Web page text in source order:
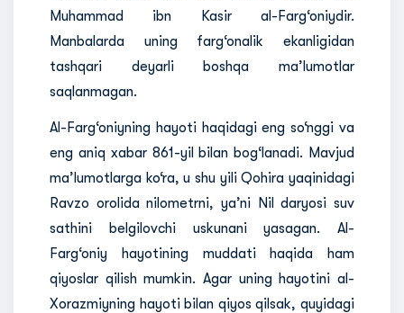
Muhammad ibn Kasir al-Farg‘oniydir.
Manbalarda uning farg‘onalik ekanligidan
tashqari deyarli boshqa ma’lumotlar
saqlanmagan.
Al-Farg‘oniyning hayoti haqidagi eng so‘nggi va
eng aniq xabar 861-yil bilan bog‘lanadi. Mavjud
ma’lumotlarga ko‘ra, u shu yili Qohira yaqinidagi
Ravzo orolida nilometrni, ya’ni Nil daryosi suv
sathini belgilovchi uskunani yasagan. Al-
Farg‘oniy hayotining muddati haqida ham
qiyoslar qilish mumkin. Agar uning hayotini al-
Xorazmiyning hayoti bilan qiyos qilsak, quyidagi